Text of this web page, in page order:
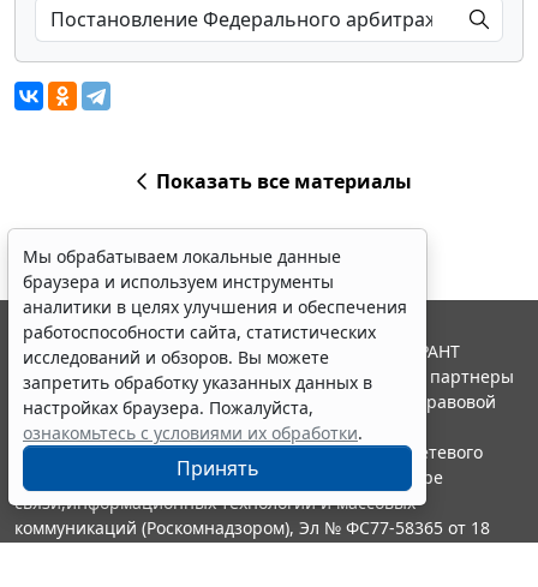
Показать все материалы
Мы обрабатываем локальные данные
браузера и используем инструменты
аналитики в целях улучшения и обеспечения
работоспособности сайта, статистических
исследований и обзоров. Вы можете
запретить обработку указанных данных в
настройках браузера. Пожалуйста,
ознакомьтесь с условиями их обработки.
Принять
© ООО "НПП "ГАРАНТ-СЕРВИС", 2026. Система ГАРАНТ
выпускается с 1990 года. Компания "Гарант" и ее партнеры
являются участниками Российской ассоциации правовой
информации ГАРАНТ.
Портал ГАРАНТ.РУ зарегистрирован в качестве сетевого
издания Федеральной службой по надзору в сфере
связи,информационных технологий и массовых
коммуникаций (Роскомнадзором), Эл № ФС77-58365 от 18